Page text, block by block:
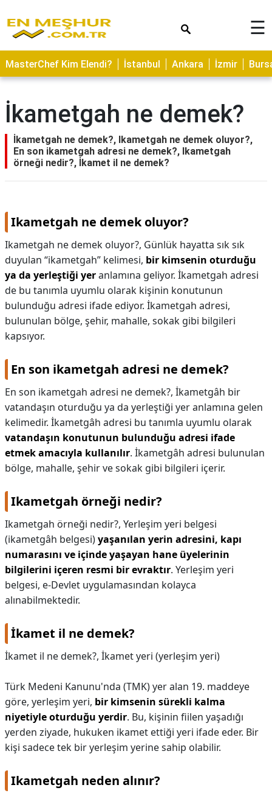
ASTROLOJİ
SAĞLIK
YEMEK
TARİFLERİ
GEZİLECEK
YERLER
ALANLARI
HAMİLELİK
KAPLICALAR
İLETİŞİM
☰
MasterChef Kim Elendi? İstanbul Ankara İzmir
İkametgah ne demek?
İkametgah ne demek?, Ikametgah ne demek oluyor?,
En son ikametgah adresi ne demek?, Ikametgah
örneği nedir?, İkamet il ne demek?
Ikametgah ne demek oluyor?
Ikametgah ne demek oluyor?, Günlük hayatta sık sık
duyulan “ikametgah” kelimesi, bir kimsenin oturduğu
ya da yerleştiği yeranlamına geliyor. İkametgah adresi
de bu tanımla uyumlu olarak kişinin konutunun
bulunduğu adresi ifade ediyor. İkametgah adresi,
bulunulan bölge, şehir, mahalle, sokak gibi bilgileri
kapsıyor.
En son ikametgah adresi ne demek?
En son ikametgah adresi ne demek?, İkametgâh bir
vatandaşın oturduğu ya da yerleştiği yer anlamına gelen
kelimedir. İkametgâh adresi bu tanımla uyumlu olarak
vatandaşın konutunun bulunduğu adresi ifade
etmek amacıyla kullanılır. İkametgâh adresi bulunulan
bölge, mahalle, şehir ve sokak gibi bilgileri içerir.
Ikametgah örneği nedir?
Ikametgah örneği nedir?, Yerleşim yeri belgesi
(ikametgâh belgesi)yaşanılan yerin adresini, kapı
numarasını ve içinde yaşayan hane üyelerinin
bilgilerini içeren resmi bir evraktır. Yerleşim yeri
belgesi, e-Devlet uygulamasından kolayca
alınabilmektedir.
İkamet il ne demek?
İkamet il ne demek?, İkamet yeri (yerleşim yeri)
Türk Medeni Kanunu'nda (TMK) yer alan 19. maddeye
göre, yerleşim yeri, bir kimsenin sürekli kalma
niyetiyle oturduğu yerdir. Bu, kişinin fiilen yaşadığı
yerden ziyade, hukuken ikamet ettiği yeri ifade eder. Bir
kişi sadece tek bir yerleşim yerine sahip olabilir.
Ikametgah neden alınır?